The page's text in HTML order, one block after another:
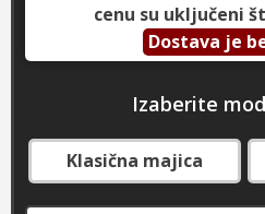
cenu su uključeni
Dostava je
Izaberite
Klasična majica